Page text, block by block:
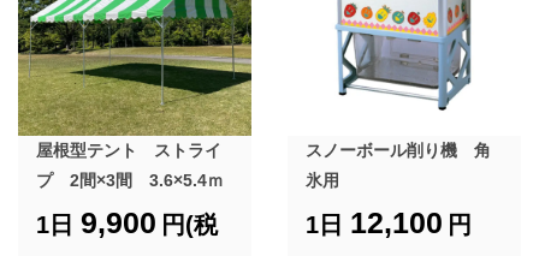
屋根型テント ストライ
プ 2間×3間 3.6×5.4ｍ
1日 9,900 円(税
スノーボール削り機 角
氷用
1日 12,100 円